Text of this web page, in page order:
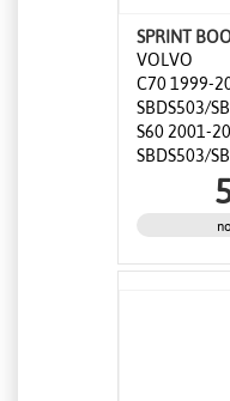
SPRINT
VOLVO
C70 1999-
SBDS503/
S60 2001-
SBDS503/